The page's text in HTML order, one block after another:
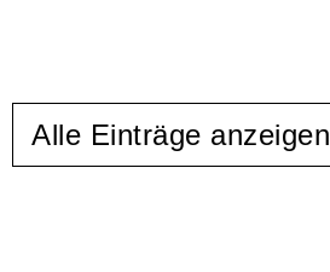
Alle Einträge anzeigen